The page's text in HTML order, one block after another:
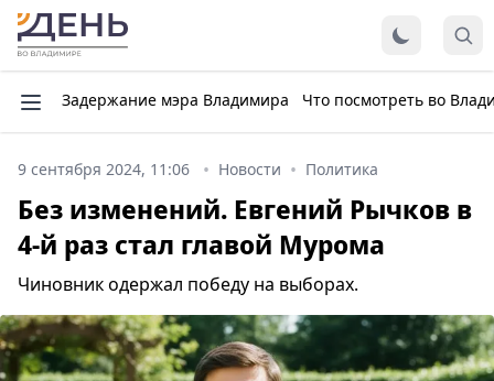
Задержание мэра Владимира Что посмотреть во
9 сентября 2024, 11:06 Новости Политика
Без изменений. Евгений Рычков в
4-й раз стал главой Мурома
Чиновник одержал победу на выборах.